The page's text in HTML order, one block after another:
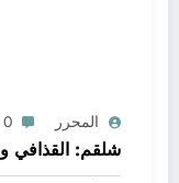
المحرر 0
شلقم: القذافي و 39 حواري